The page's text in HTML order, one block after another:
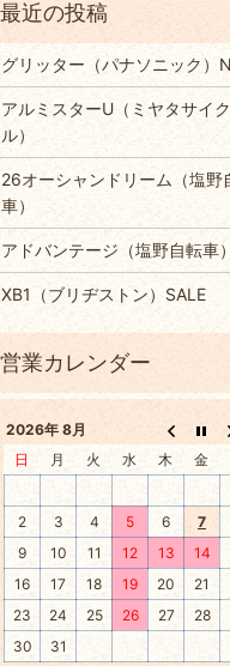
グリッター（パナソニック）
アルミスターU（ミヤタサイク
ル）
26オーシャンドリーム（塩野
車）
アドバンテージ（塩野自転車）
XB1（ブリヂストン）SALE
2026年 8月
日
月 火 水 木 金
2
3 4 5 6 7
9
10 11 12 13 14
16
17 18 19 20 21
23
24 25 26 27 28
30
31